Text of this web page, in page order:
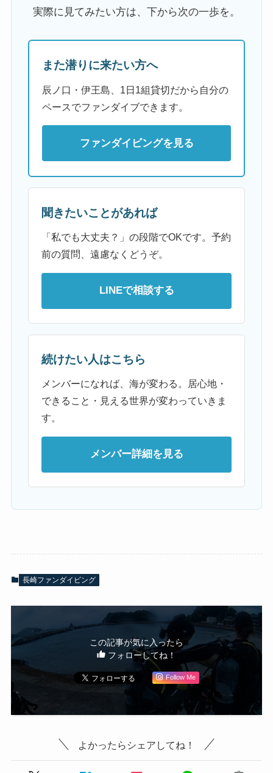
実際に見てみたい方は、下から次の一歩を。
また潜りに来たい方へ
辰ノ口・伊王島、1日1組貸切だから自分の
ペースでファンダイブできます。
ファンダイビングを見る
聞きたいことがあれば
「私でも大丈夫？」の段階でOKです。予約
前の質問、遠慮なくどうぞ。
LINEで相談する
続けたい人はこちら
メンバーになれば、海が変わる。居心地・
できること・見える世界が変わっていきま
す。
メンバー詳細を見る
長崎ファンダイビング
この記事が気に入ったら
フォローしてね！
Follow Me
よかったらシェアしてね！